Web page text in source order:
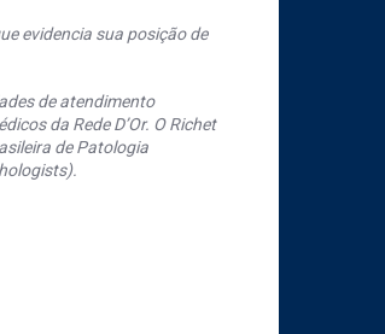
evidencia sua posição de
de atendimento
da Rede D’Or. O Richet
de Patologia